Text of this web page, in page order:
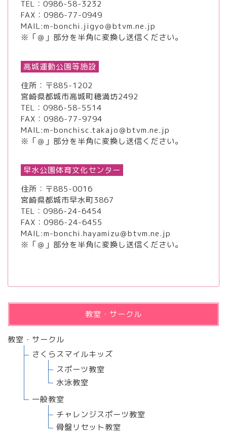
TEL： 0986-58-3232
FAX：0986-77-0949
MAIL:m-bonchi.jigyo＠btvm.ne.jp
※「＠」部分を半角に変換し送信ください。
高城運動公園等施設
住所：〒885-1202
宮崎県都城市高城町穂満坊2492
TEL： 0986-58-5514
FAX：0986-77-9794
MAIL:m-bonchisc.takajo＠btvm.ne.jp
※「＠」部分を半角に変換し送信ください。
早水公園体育文化センター
住所：〒885-0016
宮崎県都城市早水町3867
TEL： 0986-24-6454
FAX：0986-24-6455
MAIL:m-bonchi.hayamizu＠btvm.ne.jp
※「＠」部分を半角に変換し送信ください。
教室・サークル
教室・サークル
さくらスマイルキッズ
スポーツ教室
水泳教室
一般教室
チャレンジスポーツ教室
骨盤リセット教室